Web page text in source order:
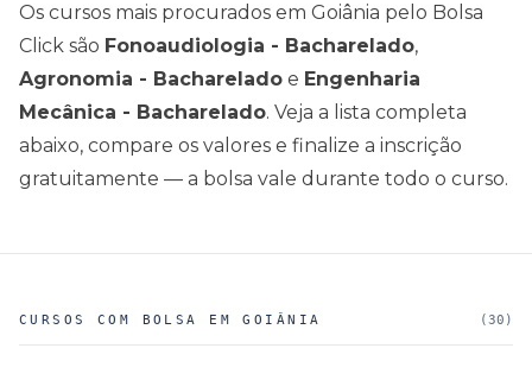
Os cursos mais procurados em Goiânia pelo Bolsa
Click são Fonoaudiologia - Bacharelado,
Agronomia - Bacharelado e Engenharia
Mecânica - Bacharelado. Veja a lista completa
abaixo, compare os valores e finalize a inscrição
gratuitamente — a bolsa vale durante todo o curso.
CURSOS COM BOLSA EMGOIÂNIA (30 )